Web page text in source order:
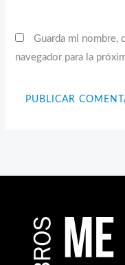
Guarda mi nombre,
navegador para la